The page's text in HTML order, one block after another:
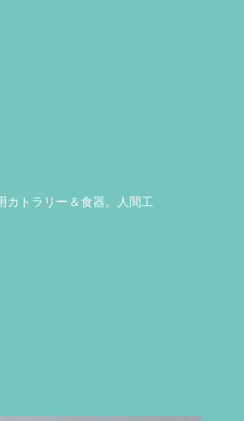
カトラリー＆食器。人間工